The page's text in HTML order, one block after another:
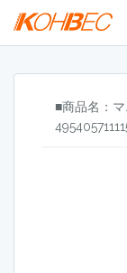
■商品名：マ